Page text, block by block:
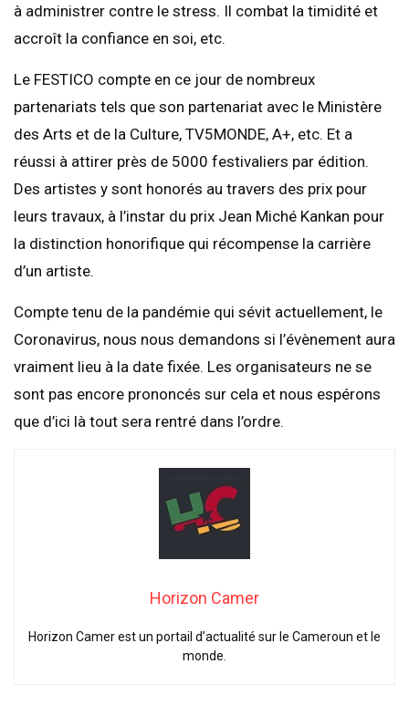
à administrer contre le stress. Il combat la timidité et
accroît la confiance en soi, etc.
Le FESTICO compte en ce jour de nombreux
partenariats tels que son partenariat avec le Ministère
des Arts et de la Culture, TV5MONDE, A+, etc. Et a
réussi à attirer près de 5000 festivaliers par édition.
Des artistes y sont honorés au travers des prix pour
leurs travaux, à l’instar du prix Jean Miché Kankan pour
la distinction honorifique qui récompense la carrière
d’un artiste.
Compte tenu de la pandémie qui sévit actuellement, le
Coronavirus, nous nous demandons si l’évènement aura
vraiment lieu à la date fixée. Les organisateurs ne se
sont pas encore prononcés sur cela et nous espérons
que d’ici là tout sera rentré dans l’ordre.
Horizon Camer
Horizon Camer est un portail d’actualité sur le Cameroun et le
monde.